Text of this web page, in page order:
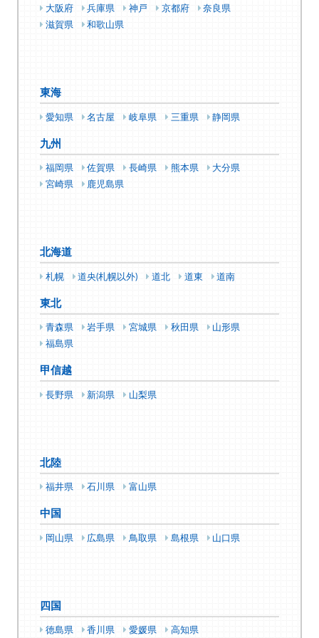
大阪府 兵庫県 神戸 京都府
奈良県
滋賀県
和歌山県
東海
愛知県 名古屋 岐阜県 三重県 静岡県
九州
福岡県 佐賀県 長崎県 熊本県
大分県
宮崎県
鹿児島県
北海道
札幌 道央(札幌以外) 道北 道東 道南
東北
青森県 岩手県 宮城県 秋田県
山形県
福島県
甲信越
長野県 新潟県 山梨県
北陸
福井県 石川県 富山県
中国
岡山県 広島県 鳥取県 島根県 山口県
四国
徳島県 香川県 愛媛県 高知県